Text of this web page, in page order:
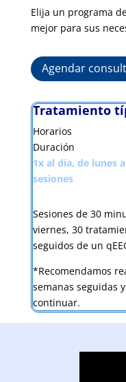
Elija un programa
mejor para sus
Agendar
Tratamiento
Duración
1x al día, de
sesiones
Sesiones de 30
viernes, 30
seguidos de un
*Recomendamos
semanas seguidas
continuar.